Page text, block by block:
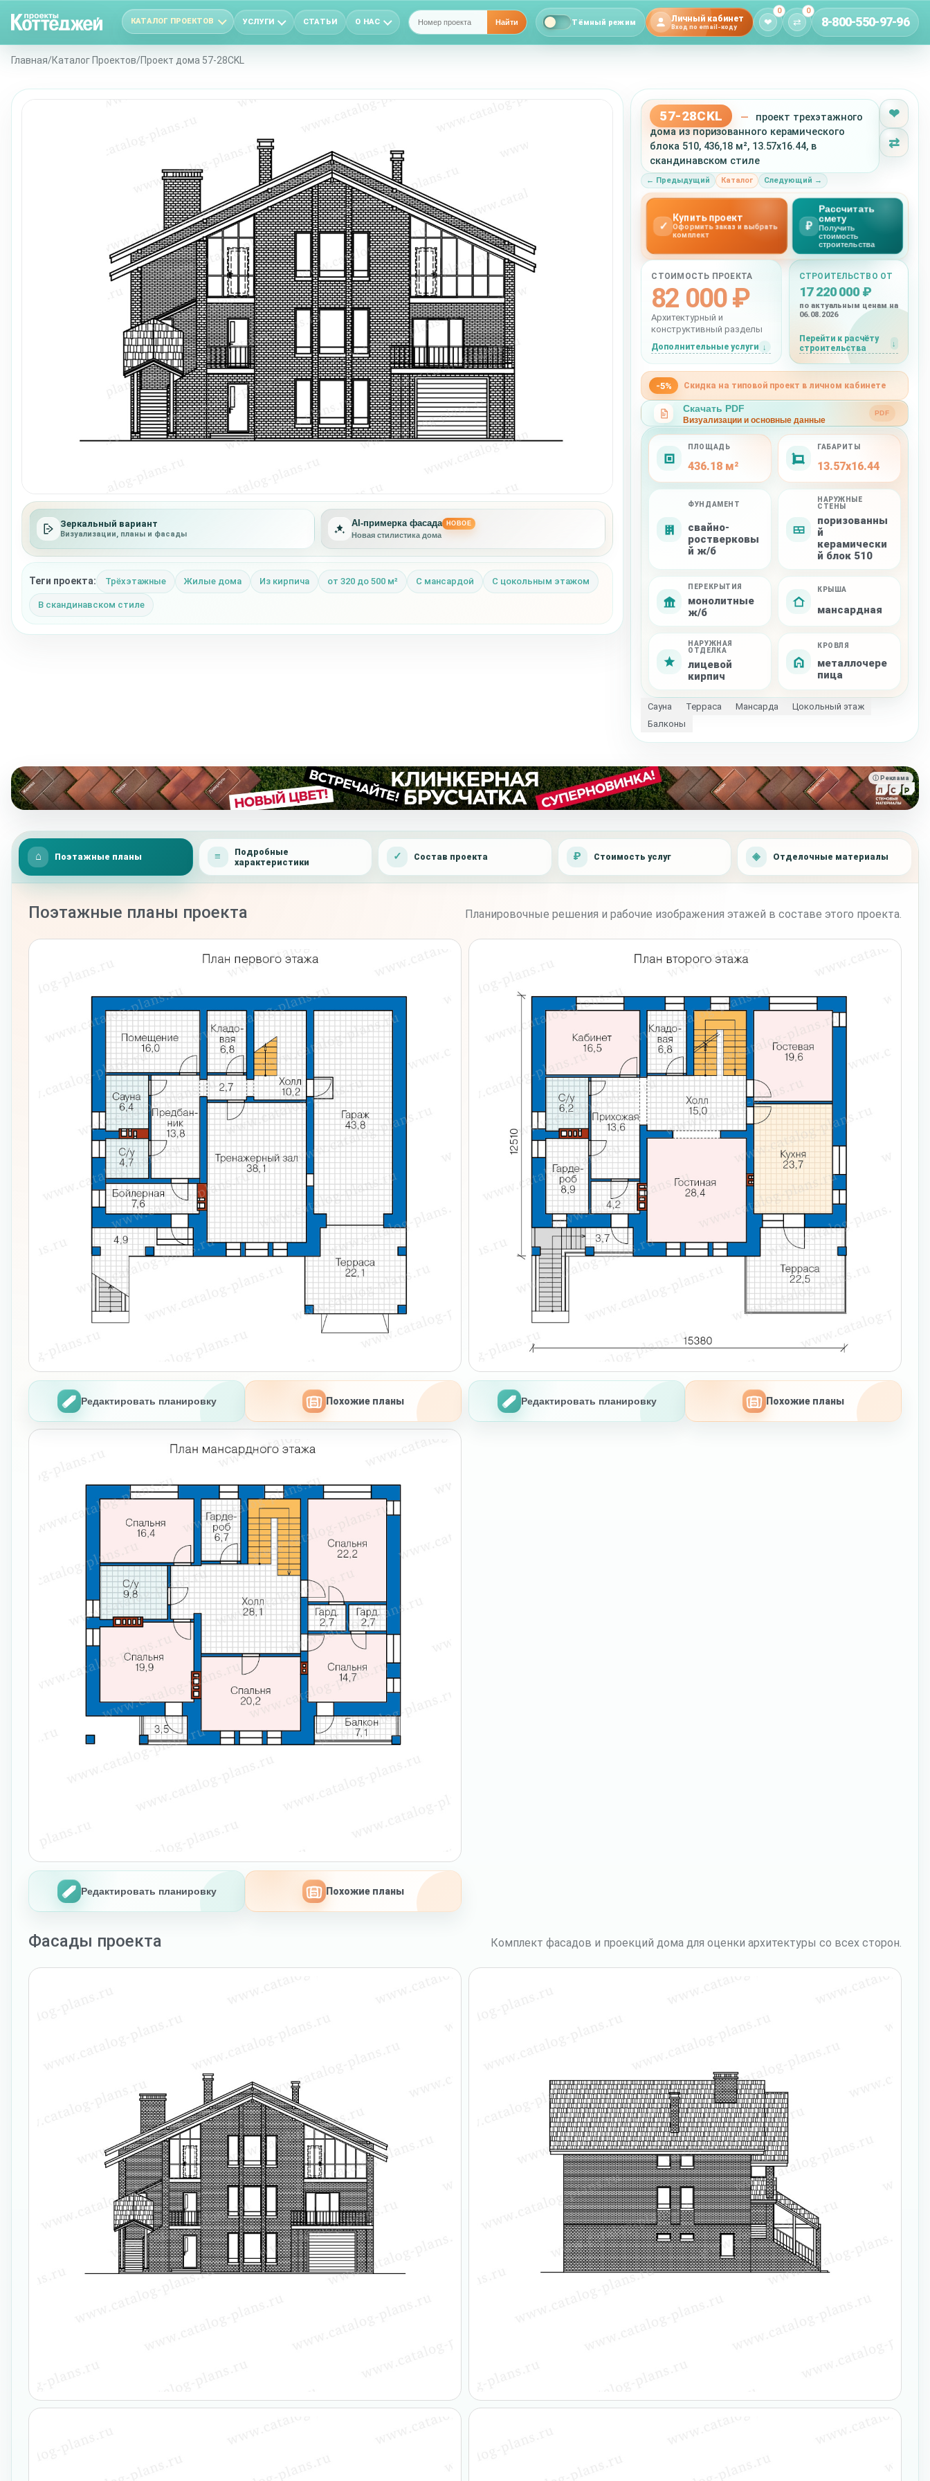
КАТАЛОГ ПРОЕКТОВ УСЛУГИ СТАТЬИ О НАС Найти Тёмный режим Личный кабинет
Вход по email-коду ❤
0
⇄
0
8-800-550-97-96
Главная/Каталог Проектов/Проект дома 57-28CKL
Зеркальный вариант
Визуализации, планы и фасады
AI-примерка фасада НОВОЕ
Новая стилистика дома
Теги проекта: Трёхэтажные Жилые дома Из кирпича от 320 до 500 м² С мансардой С цокольным этажом
В скандинавском стиле
57-28CKL —
проект трехэтажного
дома из поризованного керамического
блока 510, 436,18 м², 13.57x16.44, в
скандинавском стиле
← Предыдущий Каталог Следующий →
❤
⇄
ПЛОЩАДЬ
436.18 м²
ГАБАРИТЫ
13.57x16.44
ФУНДАМЕНТ
свайно-
ростверковы
й ж/б
НАРУЖНЫЕ
СТЕНЫ
поризованны
й
керамически
й блок 510
ПЕРЕКРЫТИЯ
монолитные
ж/б
КРЫША
мансардная
НАРУЖНАЯ
ОТДЕЛКА
лицевой
кирпич
КРОВЛЯ
металлочере
пица
Сауна Терраса Мансарда
Цокольный этаж
Балконы
СТОИМОСТЬ ПРОЕКТА
82 000 ₽
Архитектурный и
конструктивный разделы
Дополнительные услуги
СТРОИТЕЛЬСТВО ОТ
17 220 000 ₽
по актуальным ценам на
06.08.2026
Перейти к расчёту
строительства
-5% Скидка на типовой проект в личном кабинете
✓
Купить проект
Оформить заказ и выбрать
комплект
₽
Рассчитать
смету
Получить
стоимость
строительства
Скачать PDF
Визуализации и основные данные
PDF
ⓘ Реклама
Поэтажные планы
Подробные
характеристики
Состав проекта Стоимость услуг Отделочные материалы
Поэтажные планы проекта Планировочные решения и рабочие изображения этажей в составе этого проекта.
Редактировать планировку Похожие планы Редактировать планировку Похожие планы
Редактировать планировку Похожие планы
Фасады проекта Комплект фасадов и проекций дома для оценки архитектуры со всех сторон.